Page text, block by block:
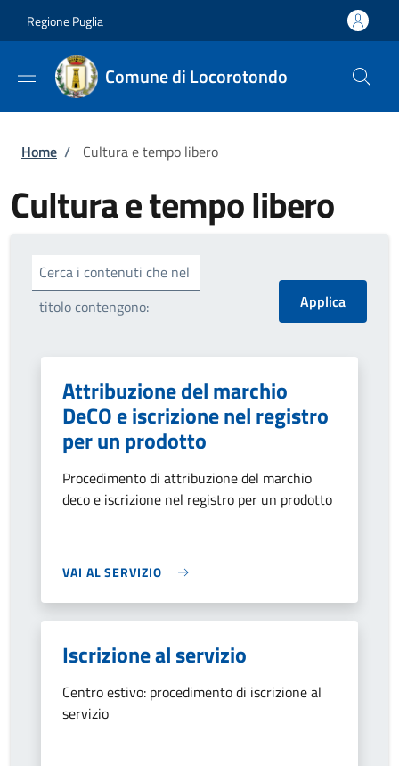
Regione Puglia
Comune di Locorotondo
Briciole di pane
Home / Cultura e tempo libero
Cultura e tempo libero
Cerca i contenuti che nel
titolo contengono:
Attribuzione del marchio
DeCO e iscrizione nel registro
per un prodotto
Procedimento di attribuzione del marchio
deco e iscrizione nel registro per un prodotto
VAI AL SERVIZIO
Iscrizione al servizio
Centro estivo: procedimento di iscrizione al
servizio